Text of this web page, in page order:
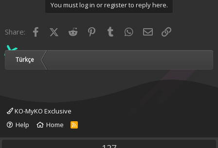
You must log in or register to reply here.
Share: FacebookX (Twitter)
Reddit Pinterest
Tumblr WhatsApp
Email
Türkçe
KO-MyKO Exclusive
Help
Home
R